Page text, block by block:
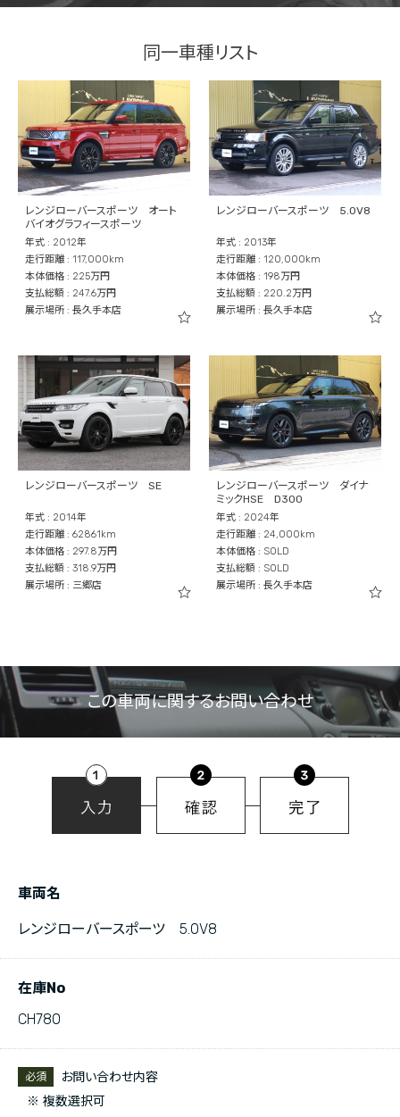
同一車種リスト
レンジローバースポーツ オート
バイオグラフィースポーツ
年式 : 2012年
走行距離 : 117,000km
本体価格 : 225万円
支払総額 : 247.6万円
展示場所 : 長久手本店
レンジローバースポーツ 5.0V8
年式 : 2013年
走行距離 : 120,000km
本体価格 : 198万円
支払総額 : 220.2万円
展示場所 : 長久手本店
レンジローバースポーツ SE
年式 : 2014年
走行距離 : 62861km
本体価格 : 297.8万円
支払総額 : 318.9万円
展示場所 : 三郷店
レンジローバースポーツ ダイナ
ミックHSE D300
年式 : 2024年
走行距離 : 24,000km
本体価格 : SOLD
支払総額 : SOLD
展示場所 : 長久手本店
この車両に関するお問い合わせ
車両名
レンジローバースポーツ 5.0V8
在庫No
CH780
必須
お問い合わせ内容
※ 複数選択可